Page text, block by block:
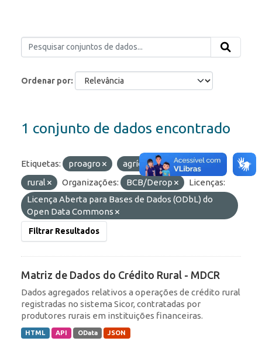
Ordenar por
1 conjunto de dados encontrado
Etiquetas: proagro agrícola
crédito
rural
Organizações: BCB/Derop
Licenças:
Licença Aberta para Bases de Dados (ODbL) do
Open Data Commons
Filtrar Resultados
Matriz de Dados do Crédito Rural - MDCR
Dados agregados relativos a operações de crédito rural
registradas no sistema Sicor, contratadas por
produtores rurais em instituições financeiras.
HTML API OData JSON